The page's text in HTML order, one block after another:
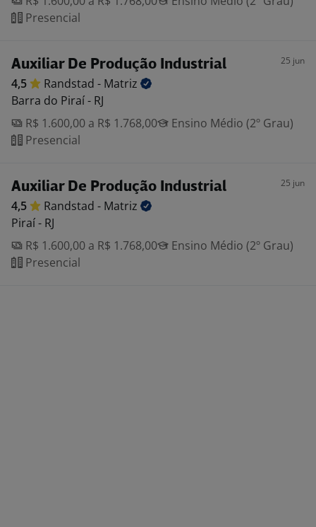
Presencial
Auxiliar De Produção Industrial 25 jun
4,5 Randstad - Matriz
Barra do Piraí - RJ
R$ 1.600,00 a R$ 1.768,00
Ensino Médio (2º Grau)
Presencial
Auxiliar De Produção Industrial 25 jun
4,5 Randstad - Matriz
Piraí - RJ
R$ 1.600,00 a R$ 1.768,00
Ensino Médio (2º Grau)
Presencial